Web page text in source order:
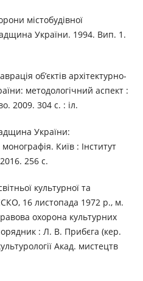
містобудівної
України. 1994. Вип. 1.
об’єктів архітектурно-
методологічний аспект :
2009. 304 с. : іл.
України:
Київ : Інститут
256 с.
культурної та
16 листопада 1972 р., м.
охорона культурних
: Л. В. Прибєга (кер.
Акад. мистецтв